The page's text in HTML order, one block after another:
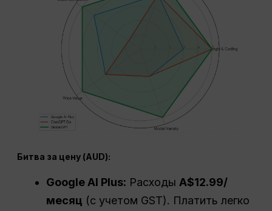
Битва за цену (AUD):
Google AI Plus: Расходы A$12.99/
месяц (с учетом GST). Платить легко